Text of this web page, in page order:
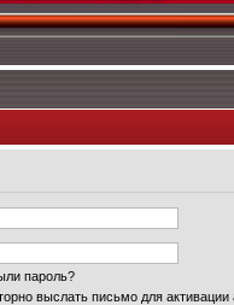
пароль?
выслать письмо для активации